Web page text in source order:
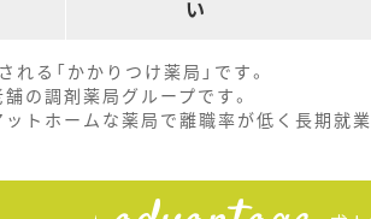
い
る「かかりつけ薬局」です。
の調剤薬局グループです。
トホームな薬局で離職率が低く長期就